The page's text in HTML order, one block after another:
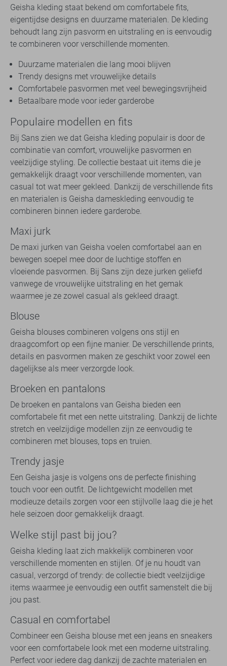
Geisha kleding staat bekend om comfortabele fits,
eigentijdse designs en duurzame materialen. De kleding
behoudt lang zijn pasvorm en uitstraling en is eenvoudig
te combineren voor verschillende momenten.
Duurzame materialen die lang mooi blijven
Trendy designs met vrouwelijke details
Comfortabele pasvormen met veel bewegingsvrijheid
Betaalbare mode voor ieder garderobe
Populaire modellen en fits
Bij Sans zien we dat Geisha kleding populair is door de
combinatie van comfort, vrouwelijke pasvormen en
veelzijdige styling. De collectie bestaat uit items die je
gemakkelijk draagt voor verschillende momenten, van
casual tot wat meer gekleed. Dankzij de verschillende fits
en materialen is Geisha dameskleding eenvoudig te
combineren binnen iedere garderobe.
Maxi jurk
De maxi jurken van Geisha voelen comfortabel aan en
bewegen soepel mee door de luchtige stoffen en
vloeiende pasvormen. Bij Sans zijn deze jurken geliefd
vanwege de vrouwelijke uitstraling en het gemak
waarmee je ze zowel casual als gekleed draagt.
Blouse
Geisha blouses combineren volgens ons stijl en
draagcomfort op een fijne manier. De verschillende prints,
details en pasvormen maken ze geschikt voor zowel een
dagelijkse als meer verzorgde look.
Broeken en pantalons
De broeken en pantalons van Geisha bieden een
comfortabele fit met een nette uitstraling. Dankzij de lichte
stretch en veelzijdige modellen zijn ze eenvoudig te
combineren met blouses, tops en truien.
Trendy jasje
Een Geisha jasje is volgens ons de perfecte finishing
touch voor een outfit. De lichtgewicht modellen met
modieuze details zorgen voor een stijlvolle laag die je het
hele seizoen door gemakkelijk draagt.
Welke stijl past bij jou?
Geisha kleding laat zich makkelijk combineren voor
verschillende momenten en stijlen. Of je nu houdt van
casual, verzorgd of trendy: de collectie biedt veelzijdige
items waarmee je eenvoudig een outfit samenstelt die bij
jou past.
Casual en comfortabel
Combineer een Geisha blouse met een jeans en sneakers
voor een comfortabele look met een moderne uitstraling.
Perfect voor iedere dag dankzij de zachte materialen en